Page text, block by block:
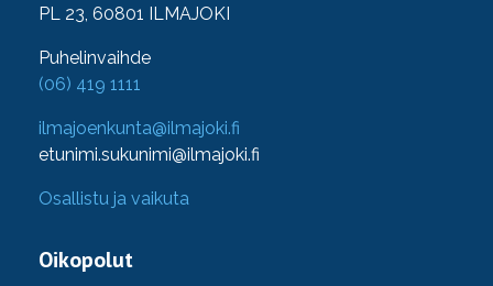
PL 23, 60801 ILMAJOKI
Puhelinvaihde
(06) 419 1111
ilmajoenkunta@ilmajoki.fi
etunimi.sukunimi@ilmajoki.fi
Osallistu ja vaikuta
Oikopolut